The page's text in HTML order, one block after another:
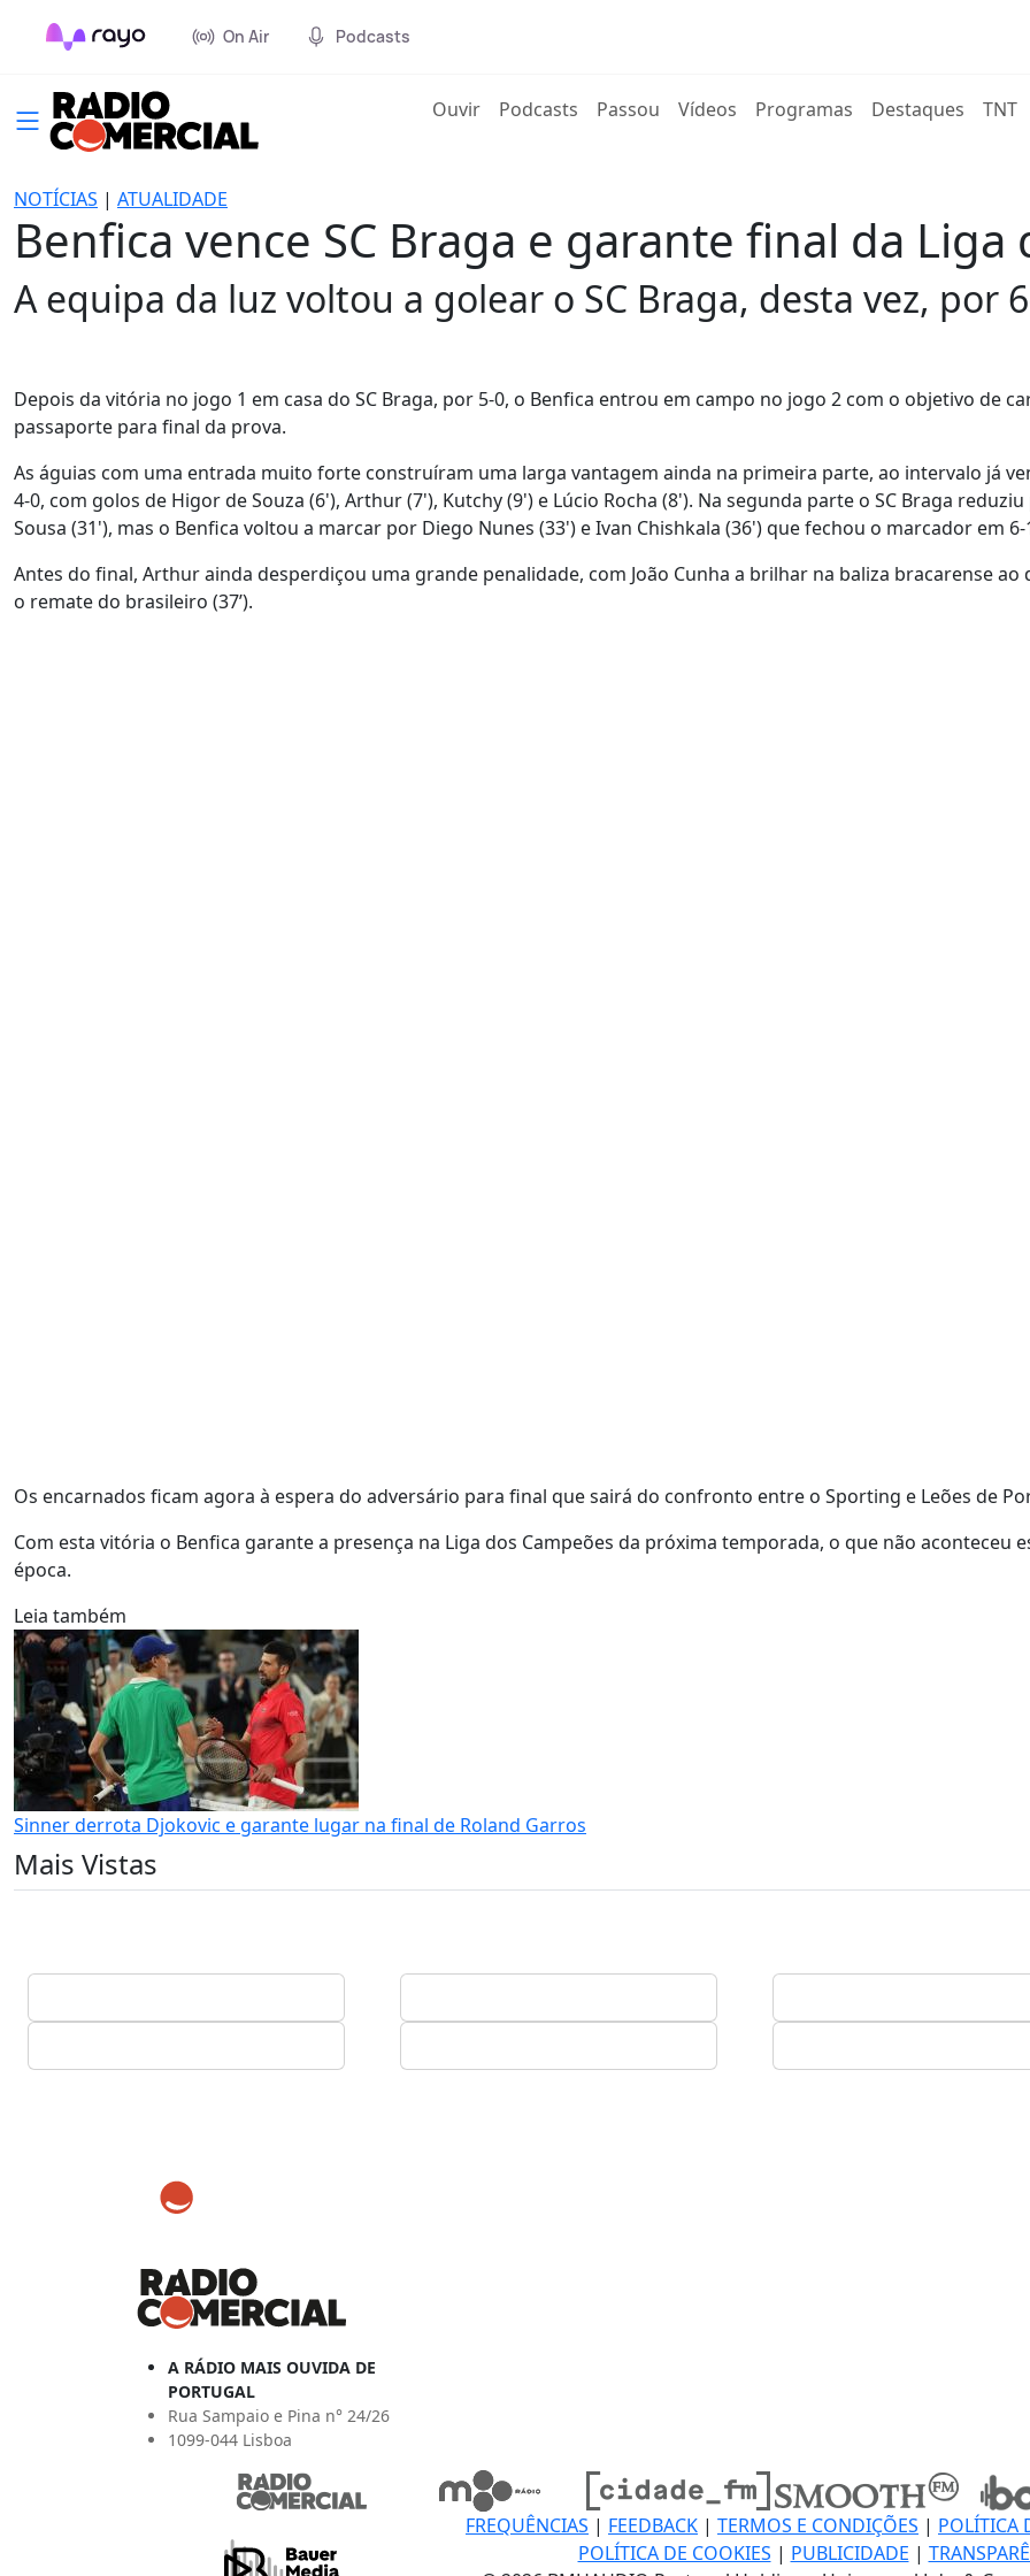
On Air Podcasts
Ouvir(current)
Podcasts Passou Vídeos Programas Destaques TNT
NOTÍCIAS | ATUALIDADE
Benfica vence SC Braga e garante final da Liga
A equipa da luz voltou a golear o SC Braga, desta vez, por
Depois da vitória no jogo 1 em casa do SC Braga, por 5-0, o Benfica entrou em campo no jogo 2 com o objetivo de
passaporte para final da prova.
As águias com uma entrada muito forte construíram uma larga vantagem ainda na primeira parte, ao intervalo já
4-0, com golos de Higor de Souza (6'), Arthur (7'), Kutchy (9') e Lúcio Rocha (8'). Na segunda parte o SC Braga
Sousa (31'), mas o Benfica voltou a marcar por Diego Nunes (33') e Ivan Chishkala (36') que fechou o marcador em 6-
Antes do final, Arthur ainda desperdiçou uma grande penalidade, com João Cunha a brilhar na baliza bracarense ao
o remate do brasileiro (37’).
Os encarnados ficam agora à espera do adversário para final que sairá do confronto entre o Sporting e Leões de
Com esta vitória o Benfica garante a presença na Liga dos Campeões da próxima temporada, o que não aconteceu
época.
Leia também
Sinner derrota Djokovic e garante lugar na final de Roland Garros
Mais Vistas
A RÁDIO MAIS OUVIDA DE
PORTUGAL
Rua Sampaio e Pina n° 24/26
1099-044 Lisboa
FREQUÊNCIAS | FEEDBACK | TERMOS E CONDIÇÕES | POLÍTICA
POLÍTICA DE COOKIES | PUBLICIDADE |